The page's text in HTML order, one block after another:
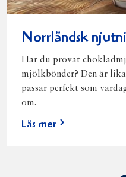
Norrländsk
Har du provat
mjölkbönder? Den är
passar perfekt som
om.
Läs mer